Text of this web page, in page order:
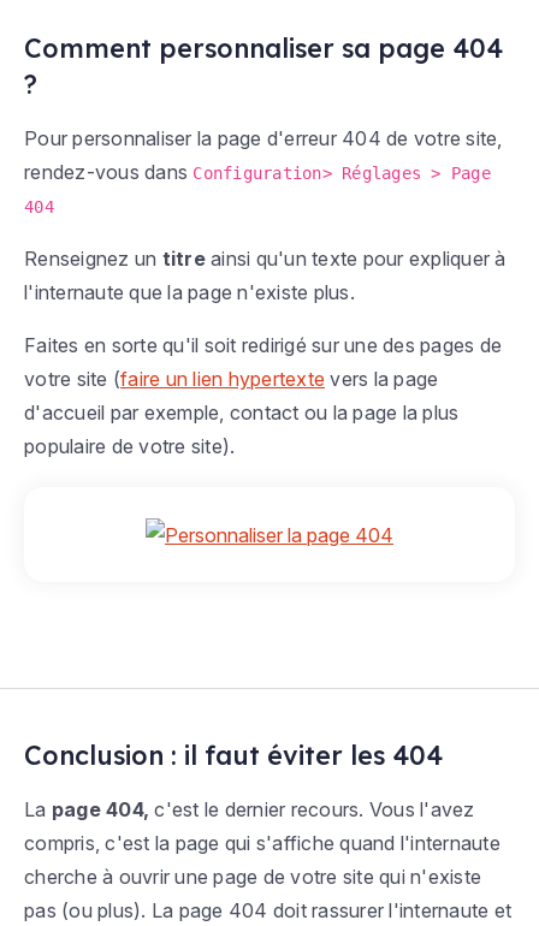
Comment personnaliser sa page 404
?
Pour personnaliser la page d'erreur 404 de votre site,
rendez-vous dans Configuration> Réglages > Page
404
Renseignez un titreainsi qu'un texte pour expliquer à
l'internaute que la page n'existe plus.
Faites en sorte qu'il soit redirigé sur une des pages de
votre site (faire un lien hypertexte vers la page
d'accueil par exemple, contact ou la page la plus
populaire de votre site).
Conclusion : il faut éviter les 404
La page 404, c'est le dernier recours. Vous l'avez
compris, c'est la page qui s'affiche quand l'internaute
cherche à ouvrir une page de votre site qui n'existe
pas (ou plus). La page 404 doit rassurer l'internaute et